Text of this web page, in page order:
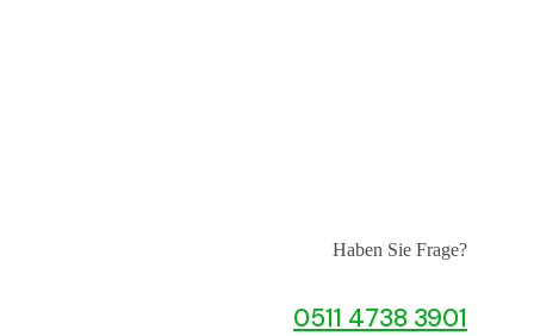
Haben Sie Frage?
0511 4738 3901